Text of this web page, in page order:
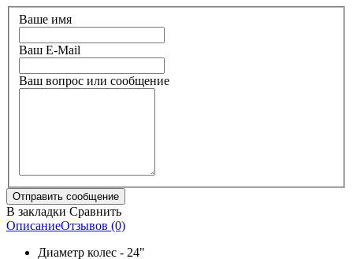
Ваше имя
Ваш E-Mail
Ваш вопрос или сообщение
В закладки Сравнить
ОписаниеОтзывов (0)
Диаметр колес - 24"